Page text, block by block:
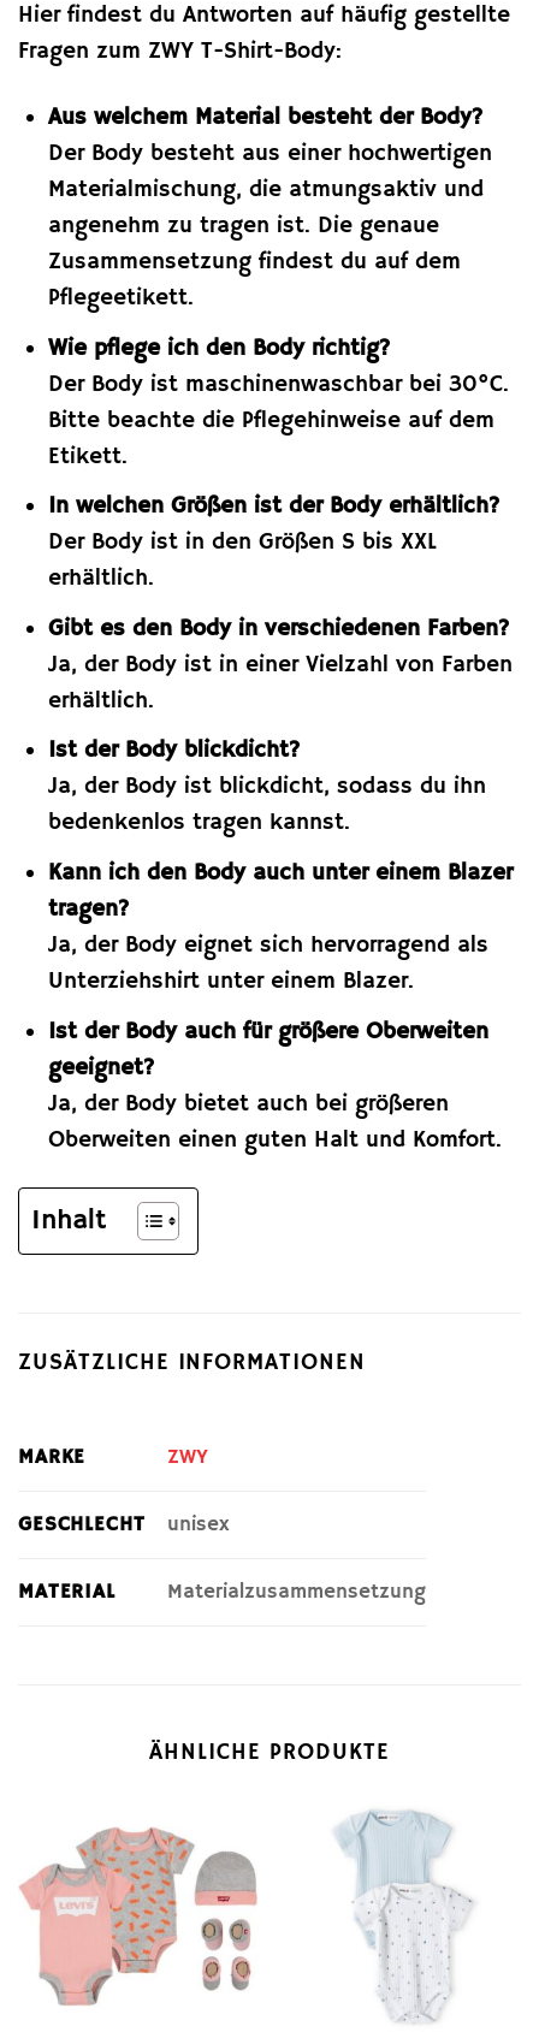
Hier findest du Antworten auf häufig gestellte
Fragen zum ZWY T-Shirt-Body:
Aus welchem Material besteht der Body?
Der Body besteht aus einer hochwertigen
Materialmischung, die atmungsaktiv und
angenehm zu tragen ist. Die genaue
Zusammensetzung findest du auf dem
Pflegeetikett.
Wie pflege ich den Body richtig?
Der Body ist maschinenwaschbar bei 30°C.
Bitte beachte die Pflegehinweise auf dem
Etikett.
In welchen Größen ist der Body erhältlich?
Der Body ist in den Größen S bis XXL
erhältlich.
Gibt es den Body in verschiedenen Farben?
Ja, der Body ist in einer Vielzahl von Farben
erhältlich.
Ist der Body blickdicht?
Ja, der Body ist blickdicht, sodass du ihn
bedenkenlos tragen kannst.
Kann ich den Body auch unter einem Blazer
tragen?
Ja, der Body eignet sich hervorragend als
Unterziehshirt unter einem Blazer.
Ist der Body auch für größere Oberweiten
geeignet?
Ja, der Body bietet auch bei größeren
Oberweiten einen guten Halt und Komfort.
Inhalt
ZUSÄTZLICHE INFORMATIONEN
MARKE ZWY
GESCHLECHT unisex
MATERIAL Materialzusammensetzung
ÄHNLICHE PRODUKTE